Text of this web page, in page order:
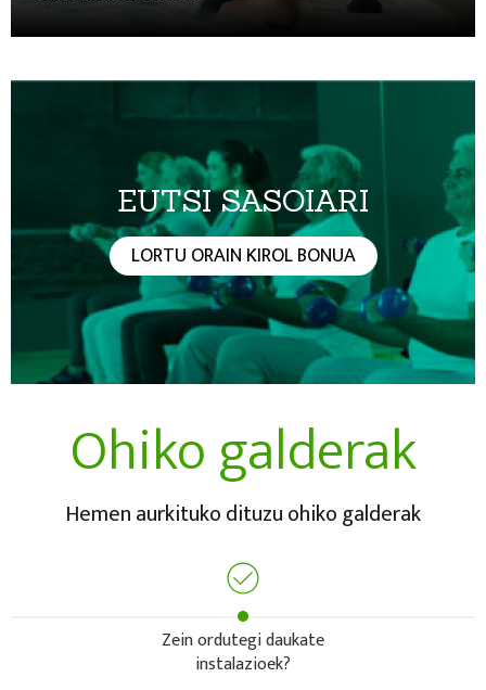
EUTSI SASOIARI
LORTU ORAIN KIROL BONUA
Ohiko galderak
Hemen aurkituko dituzu ohiko galderak
Zein ordutegi daukate
instalazioek?